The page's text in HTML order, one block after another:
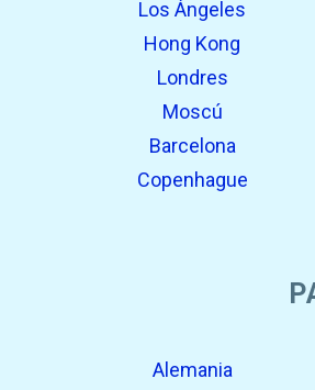
Los Ángeles
Hong Kong
Londres
Moscú
Barcelona
Copenhague
Alemania